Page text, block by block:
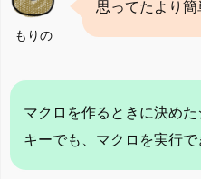
もりの
思ってたより簡
マクロを作るときに決めた
キーでも、マクロを実行で